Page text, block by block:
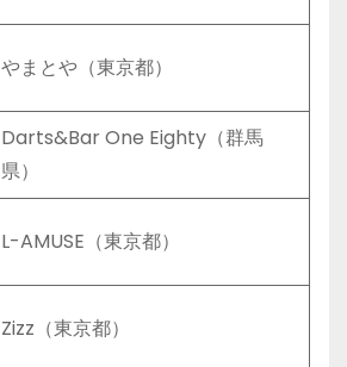
やまとや（東京都）
Darts&Bar One Eighty（群馬
県）
L-AMUSE（東京都）
Zizz（東京都）